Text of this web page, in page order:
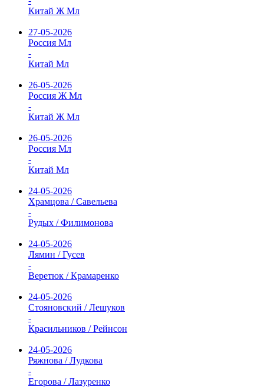
Китай Ж Мл
27-05-2026
Россия Мл
-
Китай Мл
26-05-2026
Россия Ж Мл
-
Китай Ж Мл
26-05-2026
Россия Мл
-
Китай Мл
24-05-2026
Храмцова / Савельева
-
Рудых / Филимонова
24-05-2026
Лямин / Гусев
-
Веретюк / Крамаренко
24-05-2026
Стояновский / Лешуков
-
Красильников / Рейнсон
24-05-2026
Ряжнова / Лудкова
-
Егорова / Лазуренко